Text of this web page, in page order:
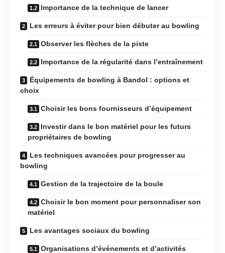
Importance de la technique de lancer
Les erreurs à éviter pour bien débuter au bowling
Observer les flèches de la piste
Importance de la régularité dans l’entraînement
Équipements de bowling à Bandol : options et
choix
Choisir les bons fournisseurs d’équipement
Investir dans le bon matériel pour les futurs
propriétaires de bowling
Les techniques avancées pour progresser au
bowling
Gestion de la trajectoire de la boule
Choisir le bon moment pour personnaliser son
matériel
Les avantages sociaux du bowling
Organisations d’événements et d’activités